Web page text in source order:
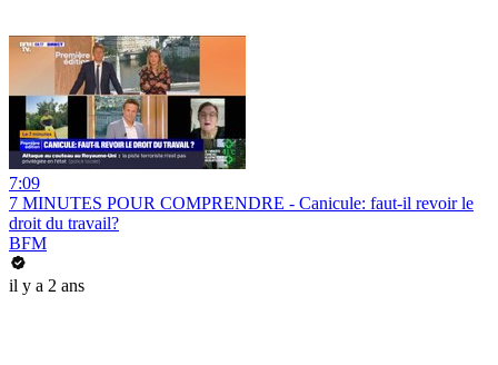
7:09
7 MINUTES POUR COMPRENDRE - Canicule: faut-il revoir le
droit du travail?
BFM
il y a 2 ans